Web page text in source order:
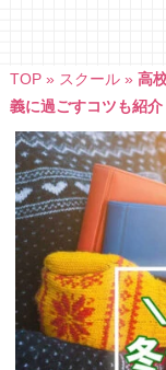
TOP» スクール» 高
義に過ごすコツも紹介